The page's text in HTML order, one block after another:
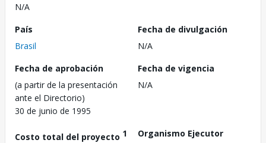
N/A
País
Brasil
Fecha de divulgación
N/A
Fecha de aprobación
(a partir de la presentación
ante el Directorio)
30 de junio de 1995
Fecha de vigencia
N/A
Costo total del proyecto 1
Organismo Ejecutor